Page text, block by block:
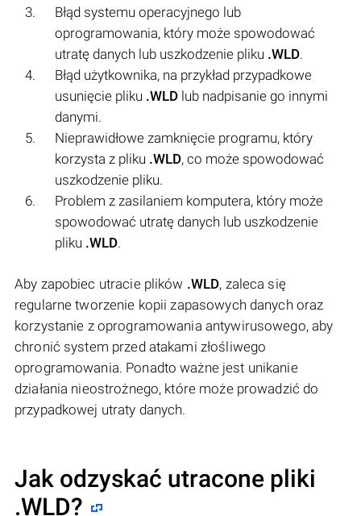
Błąd systemu operacyjnego lub
oprogramowania, który może spowodować
utratę danych lub uszkodzenie pliku .WLD.
Błąd użytkownika, na przykład przypadkowe
usunięcie pliku .WLD lub nadpisanie go innymi
danymi.
Nieprawidłowe zamknięcie programu, który
korzysta z pliku .WLD, co może spowodować
uszkodzenie pliku.
Problem z zasilaniem komputera, który może
spowodować utratę danych lub uszkodzenie
pliku .WLD.
Aby zapobiec utracie plików .WLD, zaleca się
regularne tworzenie kopii zapasowych danych oraz
korzystanie z oprogramowania antywirusowego, aby
chronić system przed atakami złośliwego
oprogramowania. Ponadto ważne jest unikanie
działania nieostrożnego, które może prowadzić do
przypadkowej utraty danych.
Jak odzyskać utracone pliki
.WLD?